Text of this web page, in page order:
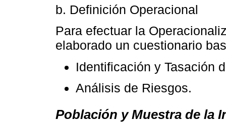
b. Definición Operacional
Para efectuar la
elaborado un cuestionario
Identificación y Tasación
Análisis de Riesgos.
Población y Muestra de la